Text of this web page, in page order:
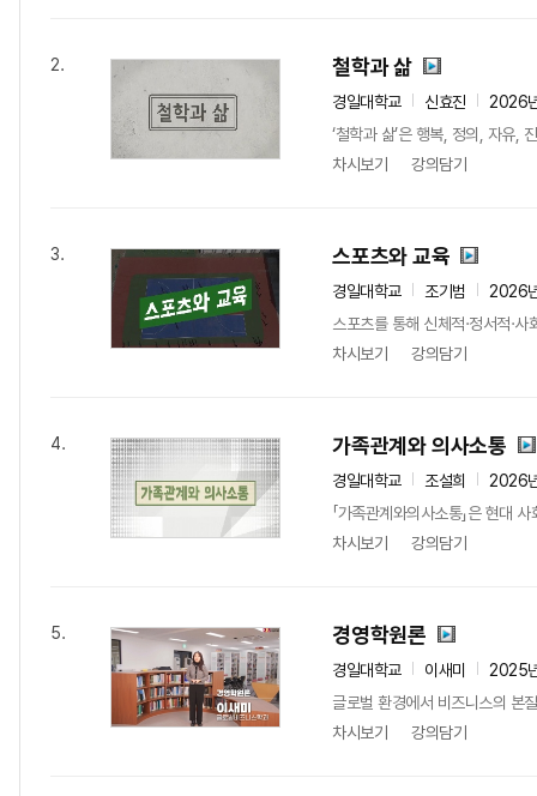
2. 철학과 삶
경일대학교 신효진
2026
‘철학과 삶’은 행복, 정의, 자유,
차시보기
강의담기
3. 스포츠와 교육
경일대학교 조기범
2026
스포츠를 통해 신체적·정서적·
차시보기
강의담기
4. 가족관계와 의사소통
경일대학교 조설희
2026
「가족관계와의사소통」은 현대
차시보기
강의담기
5. 경영학원론
경일대학교 이새미
2025
글로벌 환경에서 비즈니스의 본
차시보기
강의담기